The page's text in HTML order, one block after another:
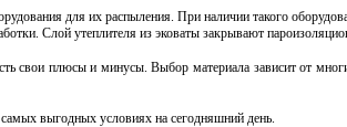
для их распыления. При наличии такого
Слой утеплителя из эковаты закрывают
свои плюсы и минусы. Выбор материала зависит от
выгодных условиях на сегодняшний день.